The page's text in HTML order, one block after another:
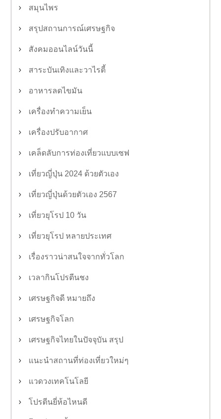
สมุนไพร
สรุปสถานการณ์เศรษฐกิจ
สังคมออนไลน์วันนี้
สาระบันเทิงและวาไรตี้
อาหารลดไขมัน
เครื่องทำความเย็น
เครื่องปรับอากาศ
เคล็ดลับการท่องเที่ยวแบบเซฟ
เที่ยวญี่ปุ่น 2024 ด้วยตัวเอง
เที่ยวญี่ปุ่นด้วยตัวเอง 2567
เที่ยวยุโรป 10 วัน
เที่ยวยุโรป หลายประเทศ
เรื่องราวน่าสนใจจากทั่วโลก
เวลากินโปรตีนชง
เศรษฐกิจดี หมายถึง
เศรษฐกิจโลก
เศรษฐกิจไทยในปัจจุบัน สรุป
แนะนำสถานที่ท่องเที่ยวใหม่ๆ
แวดวงเทคโนโลยี
โปรตีนยี่ห้อไหนดี